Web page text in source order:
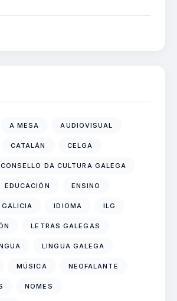
A MESA AUDIOVISUAL
CATALÁN CELGA
CONSELLO DA CULTURA GALEGA
EDUCACIÓN ENSINO
GALICIA IDIOMA ILG
LETRAS GALEGAS
LINGUA GALEGA
MÚSICA NEOFALANTE
NOMES